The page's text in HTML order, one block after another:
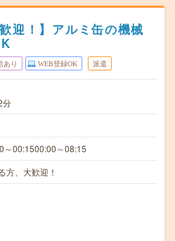
迎！】アルミ缶の機械
あり WEB登録OK 派遣
分
～00:1500:00～08:15
方、大歓迎！